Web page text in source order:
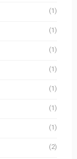
(1)
(1)
(1)
(1)
(1)
(1)
(1)
(2)